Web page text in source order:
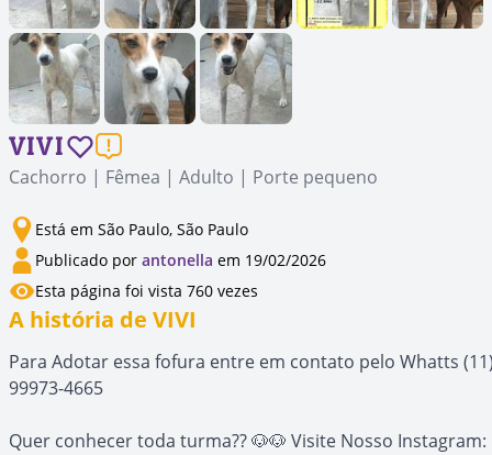
VIVI
Cachorro | Fêmea | Adulto | Porte pequeno
Está em São Paulo, São Paulo
Publicado por antonella em 19/02/2026
Esta página foi vista 760 vezes
A história de VIVI
Para Adotar essa fofura entre em contato pelo Whatts
99973-4665
Quer conhecer toda turma?? 🐶🐶 Visite Nosso Instagram: